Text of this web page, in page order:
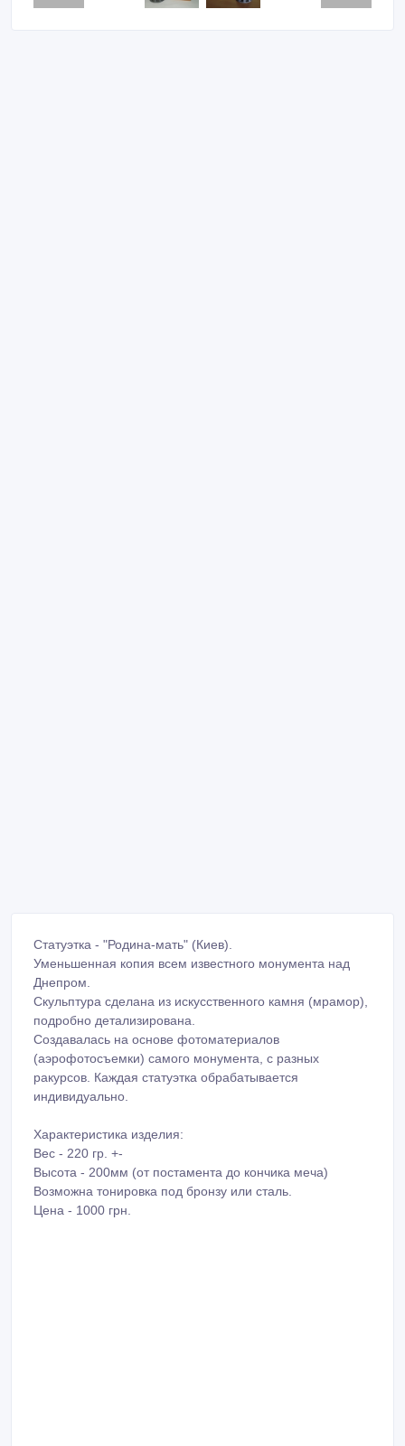
Статуэтка - "Родина-мать" (Киев).
Уменьшенная копия всем известного монумента над
Днепром.
Скульптура сделана из искусственного камня (мрамор),
подробно детализирована.
Создавалась на основе фотоматериалов
(аэрофотосъемки) самого монумента, с разных
ракурсов. Каждая статуэтка обрабатывается
индивидуально.
Характеристика изделия:
Вес - 220 гр. +-
Высота - 200мм (от постамента до кончика меча)
Возможна тонировка под бронзу или сталь.
Цена - 1000 грн.